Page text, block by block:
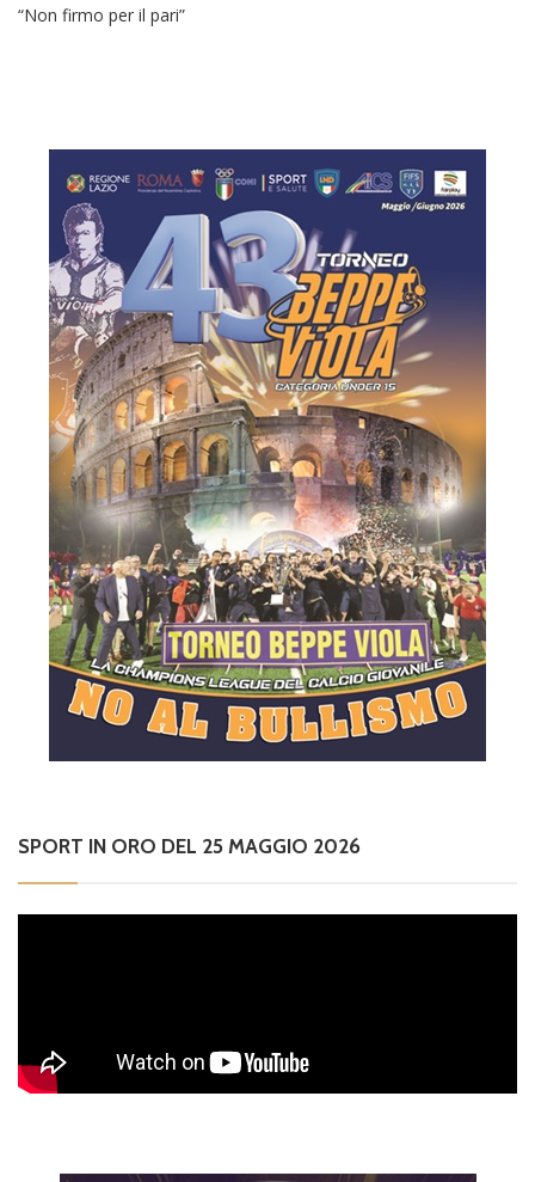
“Non firmo per il pari”
SPORT IN ORO DEL 25 MAGGIO 2026